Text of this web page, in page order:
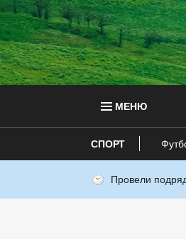
МЕНЮ
СПОРТ
Провели